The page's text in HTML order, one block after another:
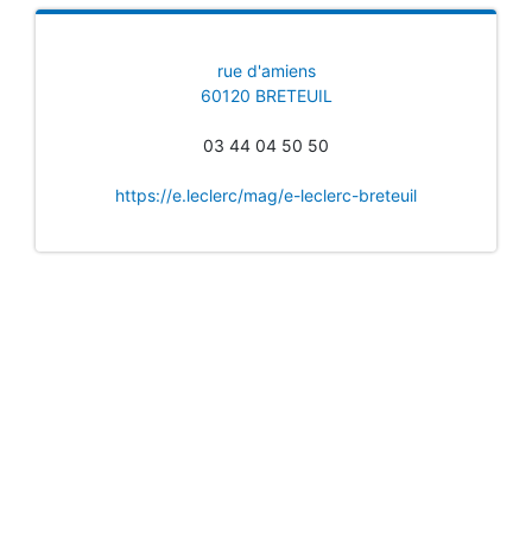
rue d'amiens
60120 BRETEUIL
03 44 04 50 50
https://e.leclerc/mag/e-leclerc-breteuil